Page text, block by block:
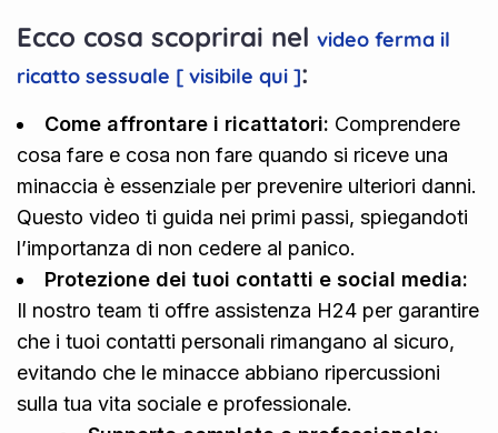
Ecco cosa scoprirai nel video ferma il
ricatto sessuale [ visibile qui ]:
Come affrontare i ricattatori: Comprendere
cosa fare e cosa non fare quando si riceve una
minaccia è essenziale per prevenire ulteriori danni.
Questo video ti guida nei primi passi, spiegandoti
l’importanza di non cedere al panico.
Protezione dei tuoi contatti e social media:
Il nostro team ti offre assistenza H24 per garantire
che i tuoi contatti personali rimangano al sicuro,
evitando che le minacce abbiano ripercussioni
sulla tua vita sociale e professionale.